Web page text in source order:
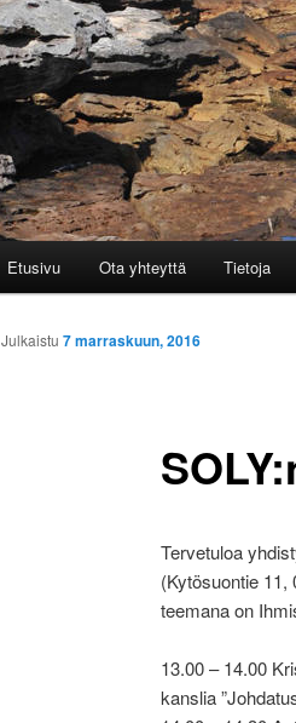
Etusivu Ota yhteyttä Tietoja
Julkaistu 7 marraskuun, 2016
Tervetuloa
(Kytösuontie 11,
teemana on
13.00 – 14.00
kanslia